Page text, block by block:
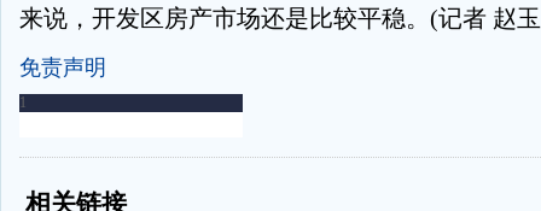
来说，开发区房产市场还是比较平稳。(记者 赵
免责声明
-
相关链接